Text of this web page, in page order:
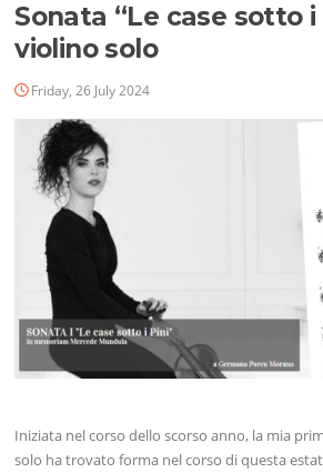
Sonata “Le case sotto i
violino solo
Friday, 26 July 2024
Iniziata nel corso dello scorso anno, la mia
solo ha trovato forma nel corso di questa